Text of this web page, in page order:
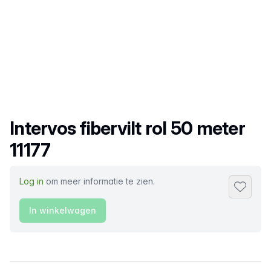
Productnaam
Intervos fibervilt rol 50 meter
11177
Log in om meer informatie te zien.
In winkelwagen